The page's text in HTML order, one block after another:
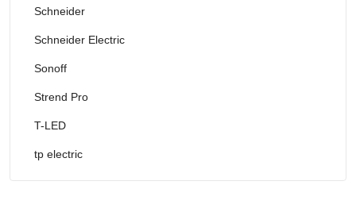
Schneider
Schneider Electric
Sonoff
Strend Pro
T-LED
tp electric